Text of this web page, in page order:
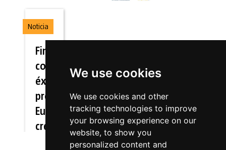
We use cookies
We use cookies and other
tracking technologies to improve
your browsing experience on our
website, to show you
personalized content and
Noticia
Finaliza
con gran
éxito el
proyecto
Europeo
crema para
prevenir